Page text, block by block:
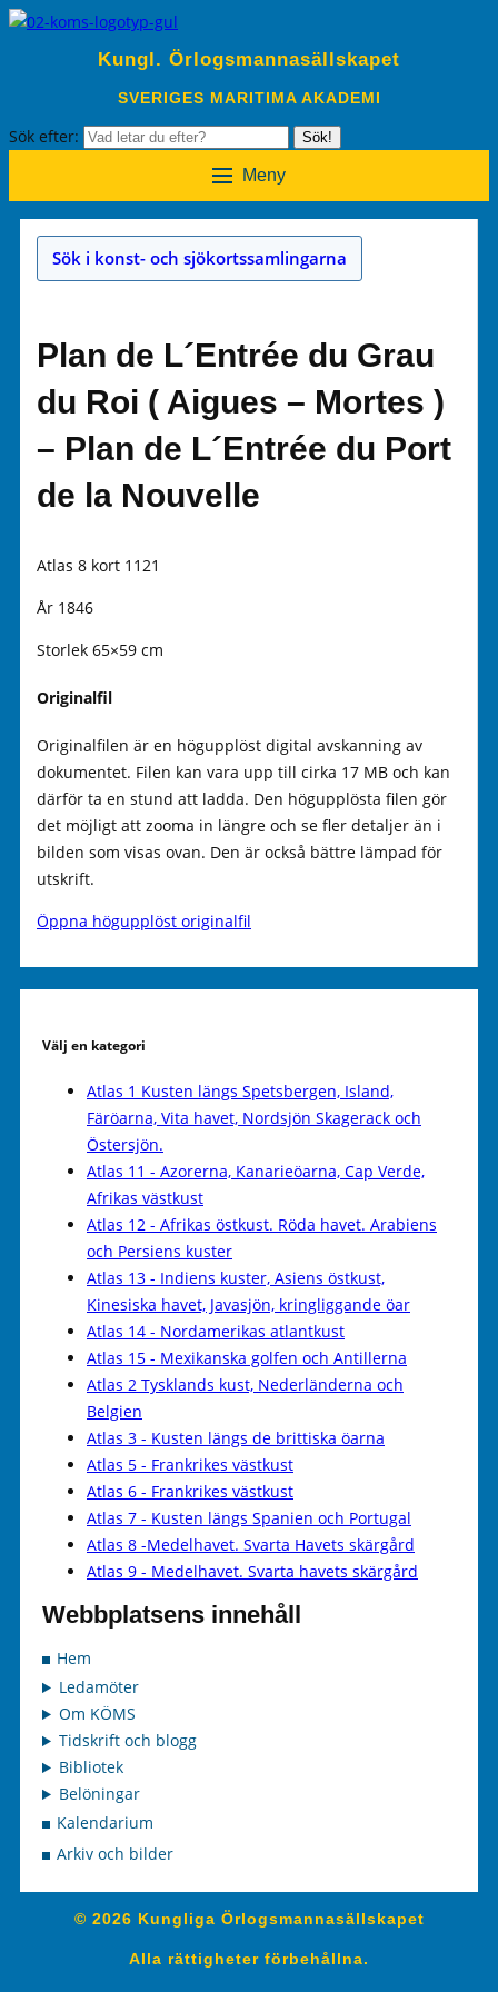
Kungl. Örlogsmannasällskapet
SVERIGES MARITIMA AKADEMI
Sök efter: Sök!
Meny
Sök i konst- och sjökortssamlingarna
Plan de L´Entrée du Grau
du Roi ( Aigues – Mortes )
– Plan de L´Entrée du Port
de la Nouvelle
Atlas 8 kort 1121
År 1846
Storlek 65×59 cm
Originalfil
Originalfilen är en högupplöst digital avskanning av
dokumentet. Filen kan vara upp till cirka 17 MB och kan
därför ta en stund att ladda. Den högupplösta filen gör
det möjligt att zooma in längre och se fler detaljer än i
bilden som visas ovan. Den är också bättre lämpad för
utskrift.
Öppna högupplöst originalfil
Välj en kategori
Atlas 1 Kusten längs Spetsbergen, Island,
Färöarna, Vita havet, Nordsjön Skagerack och
Östersjön.
Atlas 11 - Azorerna, Kanarieöarna, Cap Verde,
Afrikas västkust
Atlas 12 - Afrikas östkust. Röda havet. Arabiens
och Persiens kuster
Atlas 13 - Indiens kuster, Asiens östkust,
Kinesiska havet, Javasjön, kringliggande öar
Atlas 14 - Nordamerikas atlantkust
Atlas 15 - Mexikanska golfen och Antillerna
Atlas 2 Tysklands kust, Nederländerna och
Belgien
Atlas 3 - Kusten längs de brittiska öarna
Atlas 5 - Frankrikes västkust
Atlas 6 - Frankrikes västkust
Atlas 7 - Kusten längs Spanien och Portugal
Atlas 8 -Medelhavet. Svarta Havets skärgård
Atlas 9 - Medelhavet. Svarta havets skärgård
Webbplatsens innehåll
Hem
Ledamöter
Om KÖMS
Tidskrift och blogg
Bibliotek
Belöningar
Kalendarium
Arkiv och bilder
© 2026 Kungliga Örlogsmannasällskapet
Alla rättigheter förbehållna.